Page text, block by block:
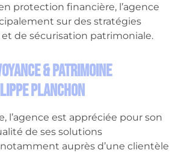
protection financière, l’agence
sur des stratégies
de sécurisation patrimoniale.
& Patrimoine
Planchon
l’agence est appréciée pour son
de ses solutions
auprès d’une clientèle